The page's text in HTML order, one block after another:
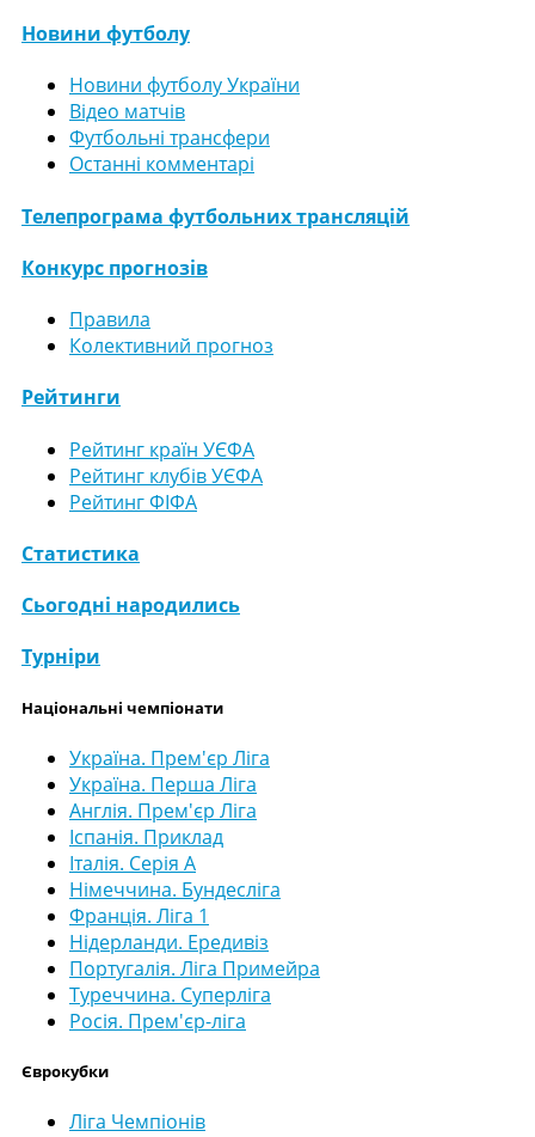
Новини футболу
Новини футболу України
Відео матчів
Футбольні трансфери
Останні комментарі
Телепрограма футбольних трансляцій
Конкурс прогнозів
Правила
Колективний прогноз
Рейтинги
Рейтинг країн УЄФА
Рейтинг клубів УЄФА
Рейтинг ФІФА
Статистика
Сьогодні народились
Турніри
Національні чемпіонати
Україна. Прем'єр Ліга
Україна. Перша Ліга
Англія. Прем'єр Ліга
Іспанія. Приклад
Італія. Серія А
Німеччина. Бундесліга
Франція. Ліга 1
Нідерланди. Ередивіз
Португалія. Ліга Примейра
Туреччина. Суперліга
Росія. Прем'єр-ліга
Єврокубки
Ліга Чемпіонів